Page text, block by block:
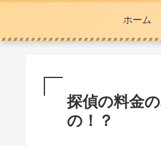
ホーム
探偵の料金
の！？